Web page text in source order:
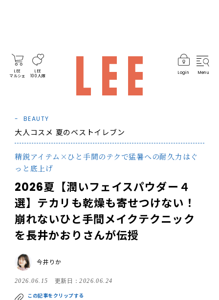
LEE
マルシェ
LEE
100人隊
Login Menu
BEAUTY
大人コスメ 夏のベストイレブン
精鋭アイテム×ひと手間のテクで猛暑への耐久力はぐ
っと底上げ
2026夏【潤いフェイスパウダー４
選】テカリも乾燥も寄せつけない！
崩れないひと手間メイクテクニック
を長井かおりさんが伝授
今井りか
2026.06.15 更新日：2026.06.24
この記事をクリップする